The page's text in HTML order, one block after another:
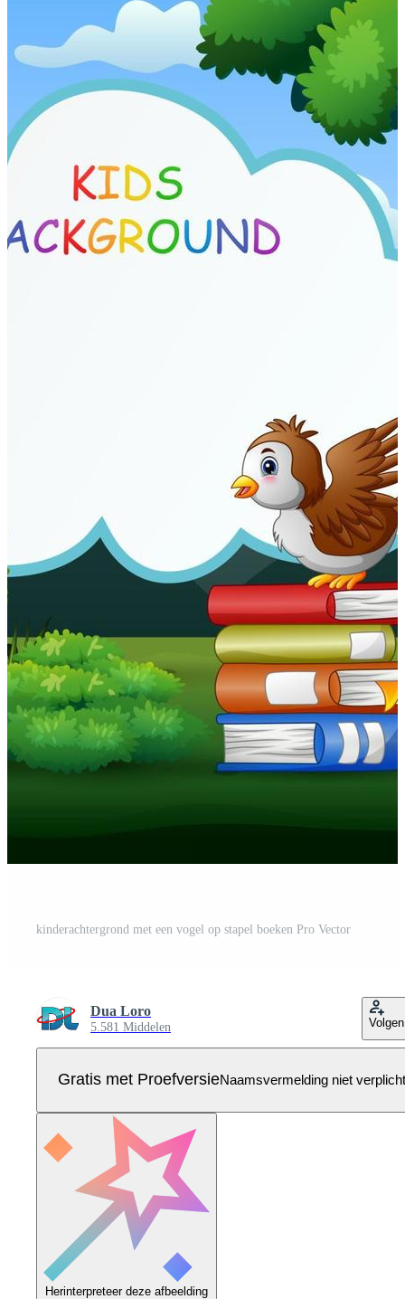
kinderachtergrond met een vogel op stapel boeken Pro Vector
Dua Loro
5.581 Middelen Volgen
Gratis met ProefversieNaamsvermelding niet verplicht
Herinterpreteer deze afbeelding